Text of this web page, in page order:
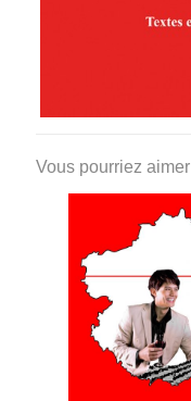
Vous pourriez aimer